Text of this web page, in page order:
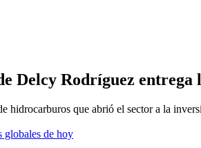
Delcy Rodríguez
hidrocarburos que abrió el sector a la
globales de hoy